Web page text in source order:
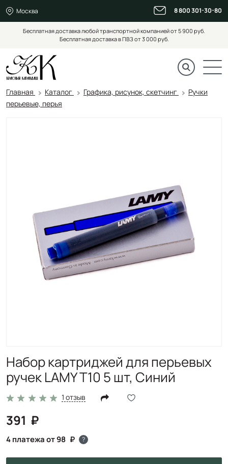
Москва 8 800 301-30-80
Бесплатная доставка любой транспортной компанией от 5 900 руб.
Бесплатная доставка в ПВЗ от 3 000 руб.
Главная Каталог Графика, рисунок, скетчинг
Ручки
перьевые, перья
Набор картриджей для перьевых
ручек LAMY T10 5 шт, Синий
1 отзыв
391
4 платежа от 98 ?